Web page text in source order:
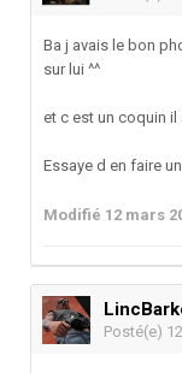
Ba j avais le bon
sur lui ^^
et c est un coquin il
Essaye d en faire
Modifié 12 mars
Posté(e)